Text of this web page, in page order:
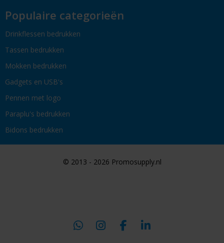
Populaire categorieën
Drinkflessen bedrukken
Tassen bedrukken
Mokken bedrukken
Gadgets en USB's
Pennen met logo
Paraplu's bedrukken
Bidons bedrukken
© 2013 - 2026 Promosupply.nl